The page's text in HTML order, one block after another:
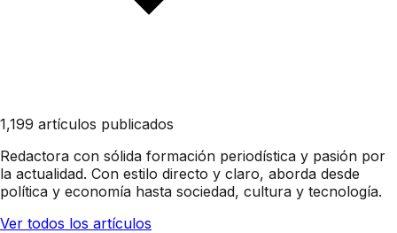
1,199 artículos publicados
Redactora con sólida formación periodística y pasión por
la actualidad. Con estilo directo y claro, aborda desde
política y economía hasta sociedad, cultura y tecnología.
Ver todos los artículos